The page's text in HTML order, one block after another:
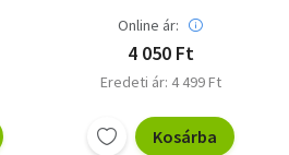
Online ár:
4 050 Ft
Eredeti ár: 4 499 Ft
Kosárba